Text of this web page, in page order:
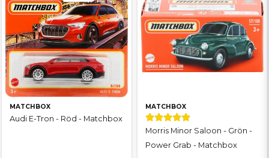
MATCHBOX
Audi E-Tron - Röd - Matchbox
MATCHBOX
Morris Minor Saloon - Grön -
Power Grab - Matchbox